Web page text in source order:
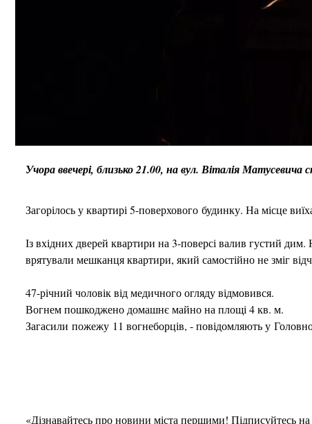
Учора ввечері, близько 21.00, на вул. Віталія
Загорілось у квартирі 5-поверхового будинку. На місце
Із вхідних дверей квартири на 3-поверсі валив густий
врятували мешканця квартири, який самостійно не зміг
47-річний чоловік від медичного огляду відмовився.
Вогнем пошкоджено домашнє майно на площі 4 кв. м.
Загасили пожежу 11 вогнеборців, - повідомляють у
«Дізнавайтесь про новини міста першими! Підписуйтесь